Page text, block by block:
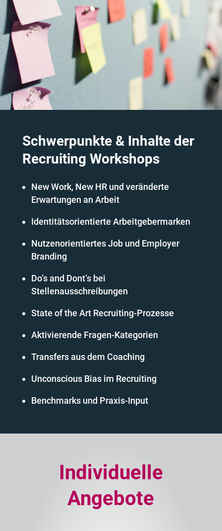
Schwerpunkte & Inhalte der
Recruiting Workshops
New Work, New HR und veränderte
Erwartungen an Arbeit
Identitätsorientierte Arbeitgebermarken
Nutzenorientiertes Job und Employer
Branding
Do‘s and Dont‘s bei
Stellenausschreibungen
State of the Art Recruiting-Prozesse
Aktivierende Fragen-Kategorien
Transfers aus dem Coaching
Unconscious Bias im Recruiting
Benchmarks und Praxis-Input
Individuelle
Angebote